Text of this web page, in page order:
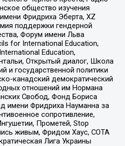
общество изучения
Фридриха Эберта, XZ
поддержки гендерной
Форум имени Льва
for International Education,
Education,
Открытый диалог, Школа
и государственной политики
канадский демократический
отношений им Нормана
Свобод, Фонд Бориса
имени Фридриха Науманна за
сопротивление,
Прометей, Stop
живым, Фридом Хаус, СОТА
Лига Украины